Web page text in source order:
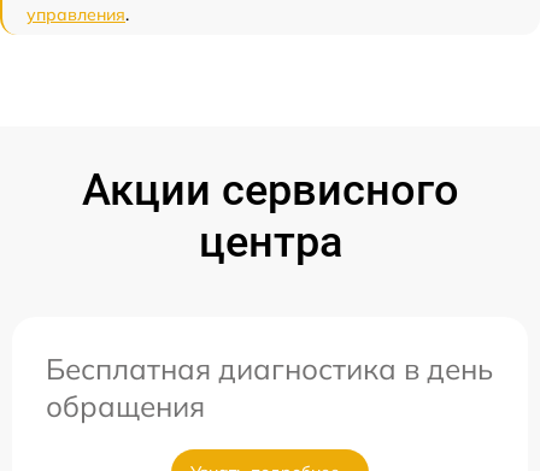
управления.
Акции сервисного
центра
Бесплатная диагностика в день
обращения